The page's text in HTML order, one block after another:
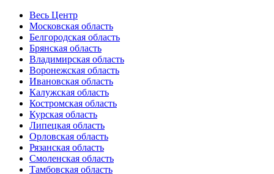
Весь Центр
Московская область
Белгородская область
Брянская область
Владимирская область
Воронежская область
Ивановская область
Калужская область
Костромская область
Курская область
Липецкая область
Орловская область
Рязанская область
Смоленская область
Тамбовская область